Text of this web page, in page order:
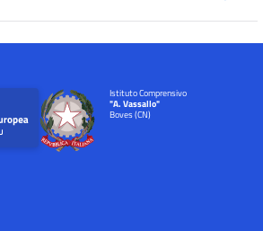
Istituto Comprensivo
"A. Vassallo"
Boves (CN)